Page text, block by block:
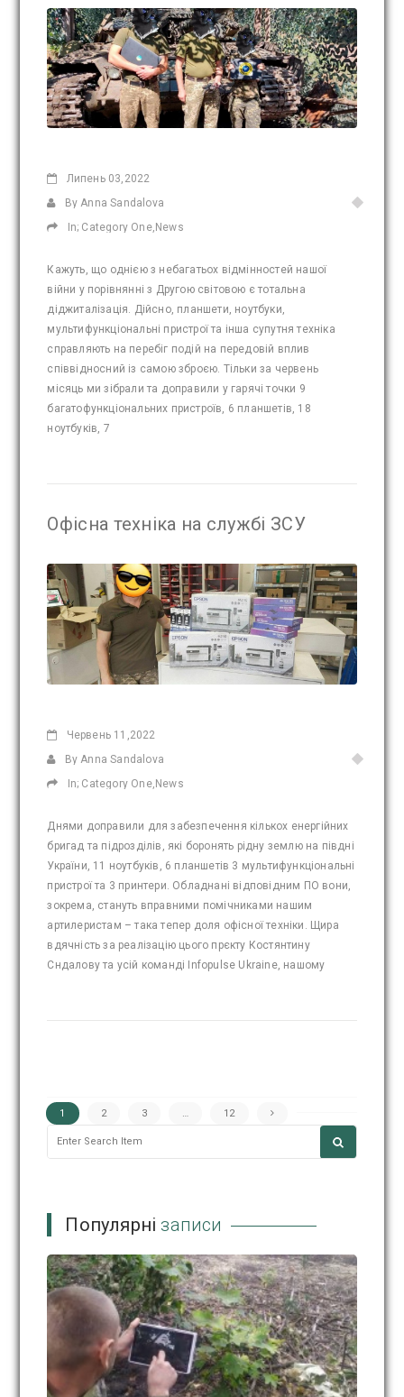
Липень03,2022
By Anna Sandalova
In; Category One, News
Кажуть, що однією з небагатьох відмінностей нашої
війни у порівнянні з Другою світовою є тотальна
діджиталізація. Дійсно, планшети, ноутбуки,
мультифункціональні пристрої та інша супутня техніка
справляють на перебіг подій на передовій вплив
співвідносний із самою зброєю. Тільки за червень
місяць ми зібрали та доправили у гарячі точки 9
багатофункціональних пристроїв, 6 планшетів, 18
ноутбуків, 7
Офісна техніка на службі ЗСУ
Червень 11,2022
By Anna Sandalova
In; Category One, News
Днями доправили для забезпечення кількох енергійних
бригад та підрозділів, які боронять рідну землю на півдні
України, 11 ноутбуків, 6 планшетів 3 мультифункціональні
пристрої та 3 принтери. Обладнані відповідним ПО вони,
зокрема, стануть вправними помічниками нашим
артилеристам – така тепер доля офісної техніки. Щира
вдячність за реалізацію цього прєкту Костянтину
Сндалову та усій команді Infopulse Ukraine, нашому
1 2 3 … 12
Популярні записи